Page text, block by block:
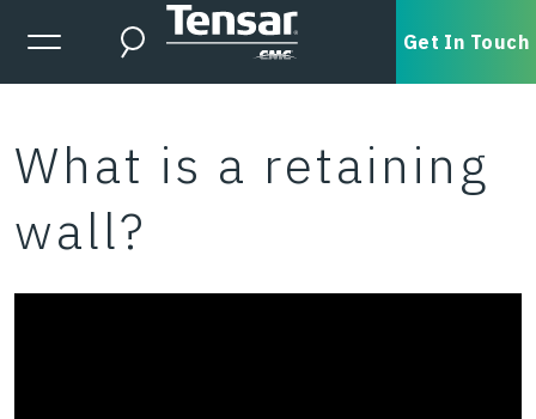
Skip to main content
Expanded Menu Toggle
Search Get In Touch
What is a retaining
wall?